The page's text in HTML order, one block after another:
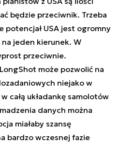
będzie przeciwnik. Trzeba
potencjał USA jest ogromny
jeden kierunek. W
przeciwnie.
może pozwolić na
niejako w
całą układankę samolotów
danych można
miałaby szansę
bardzo wczesnej fazie